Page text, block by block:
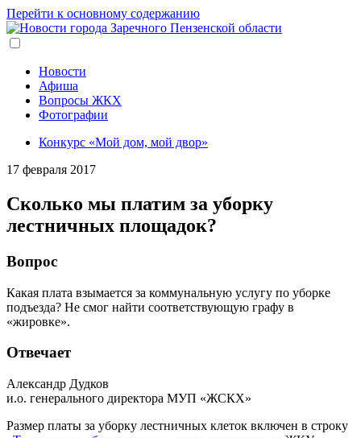
Перейти к основному содержанию
Новости
Афиша
Вопросы ЖКХ
Фотографии
Конкурс «Мой дом, мой двор»
17 февраля 2017
Сколько мы платим за уборку
лестничных площадок?
Вопрос
Какая плата взымается за коммунальную услугу по уборке
подъезда? Не смог найти соответствующую графу в
«жировке».
Отвечает
Александр Дудков
и.о. генерального директора МУП «ЖСКХ»
Размер платы за уборку лестничных клеток включен в строку